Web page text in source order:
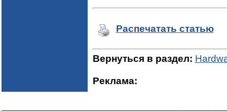
Распечатать статью
Вернуться в раздел:
Реклама: